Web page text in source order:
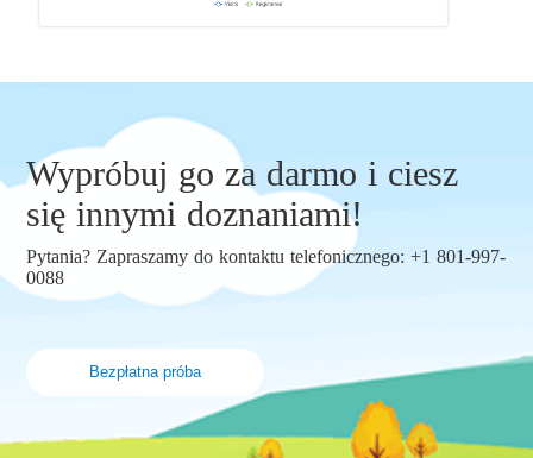
Wypróbuj go za darmo i ciesz
się innymi doznaniami!
Pytania? Zapraszamy do kontaktu telefonicznego: +1 801-997-
0088
Bezpłatna próba